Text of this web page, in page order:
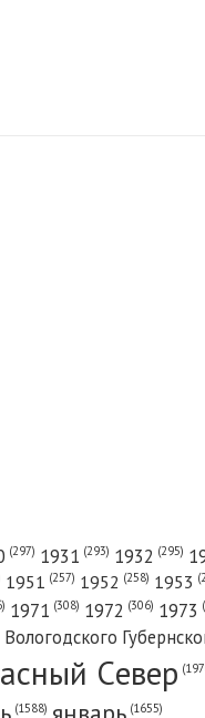
(297) 1931 (293) 1932 (295)
1951 (257) 1952 (258) 1953
1971 (308) 1972 (306) 1973
Вологодского
Cевер
(1588) (1655)